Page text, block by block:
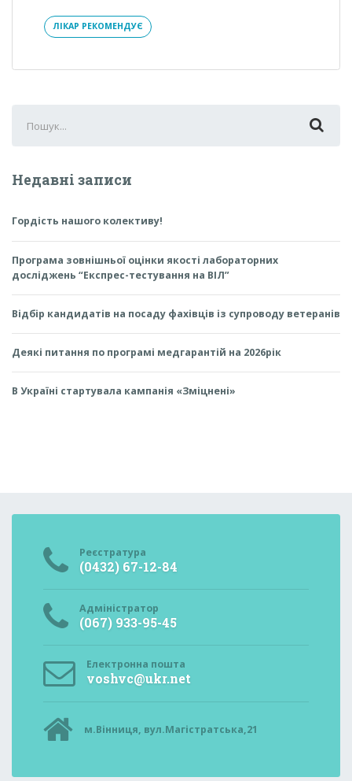
ЛІКАР РЕКОМЕНДУЄ
for:
Недавні записи
Гордість нашого колективу!
Програма зовнішньої оцінки якості лабораторних
досліджень “Експрес-тестування на ВІЛ”
Відбір кандидатів на посаду фахівців із супроводу ветеранів
Деякі питання по програмі медгарантій на 2026рік
В Україні стартувала кампанія «Зміцнені»
Реєстратура
(0432) 67-12-84
Адміністратор
(067) 933-95-45
Електронна пошта
voshvc@ukr.net
м.Вінниця, вул.Магістратська,21